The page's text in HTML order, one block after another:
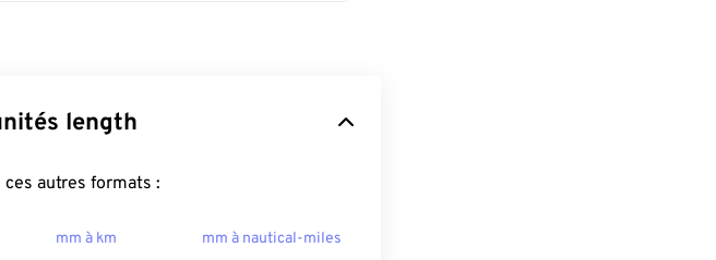
length
autres formats :
mm à km mm à nautical-miles